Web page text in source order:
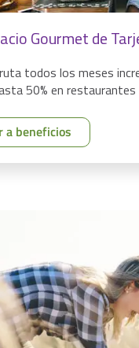
Gourmet de
todos los meses
50% en restaurantes
a beneficios